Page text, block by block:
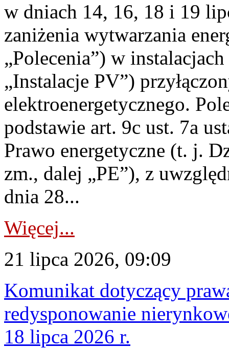
w dniach 14, 16, 18 i 19
zaniżenia wytwarzania
„Polecenia”) w
„Instalacje PV”)
elektroenergetycznego.
podstawie art. 9c ust. 7a
Prawo energetyczne (t. j.
zm., dalej „PE”), z
dnia 28...
Więcej...
21 lipca 2026, 09:09
Komunikat dotyczący
redysponowanie
18 lipca 2026 r.